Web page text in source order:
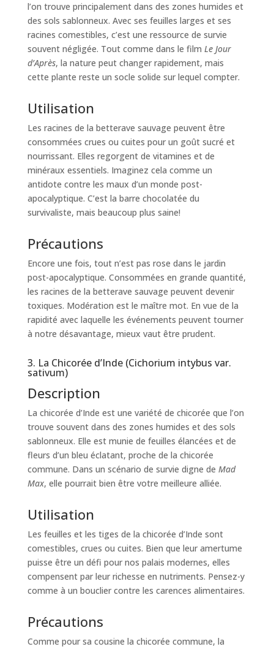
l’on trouve principalement dans des zones humides et
des sols sablonneux. Avec ses feuilles larges et ses
racines comestibles, c’est une ressource de survie
souvent négligée. Tout comme dans le film Le Jour
d’Après, la nature peut changer rapidement, mais
cette plante reste un socle solide sur lequel compter.
Utilisation
Les racines de la betterave sauvage peuvent être
consommées crues ou cuites pour un goût sucré et
nourrissant. Elles regorgent de vitamines et de
minéraux essentiels. Imaginez cela comme un
antidote contre les maux d’un monde post-
apocalyptique. C’est la barre chocolatée du
survivaliste, mais beaucoup plus saine!
Précautions
Encore une fois, tout n’est pas rose dans le jardin
post-apocalyptique. Consommées en grande quantité,
les racines de la betterave sauvage peuvent devenir
toxiques. Modération est le maître mot. En vue de la
rapidité avec laquelle les événements peuvent tourner
à notre désavantage, mieux vaut être prudent.
3. La Chicorée d’Inde (Cichorium intybus var.
sativum)
Description
La chicorée d’Inde est une variété de chicorée que l’on
trouve souvent dans des zones humides et des sols
sablonneux. Elle est munie de feuilles élancées et de
fleurs d’un bleu éclatant, proche de la chicorée
commune. Dans un scénario de survie digne de Mad
Max, elle pourrait bien être votre meilleure alliée.
Utilisation
Les feuilles et les tiges de la chicorée d’Inde sont
comestibles, crues ou cuites. Bien que leur amertume
puisse être un défi pour nos palais modernes, elles
compensent par leur richesse en nutriments. Pensez-y
comme à un bouclier contre les carences alimentaires.
Précautions
Comme pour sa cousine la chicorée commune, la